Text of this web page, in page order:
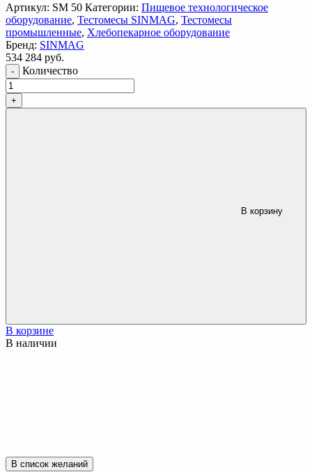
Артикул: SМ 50 Категории: Пищевое технологическое
оборудование, Тестомесы SINMAG, Тестомесы
промышленные, Хлебопекарное оборудование
Бренд: SINMAG
534 284 руб.
- Количество
+
В корзине
В наличии
В список желаний